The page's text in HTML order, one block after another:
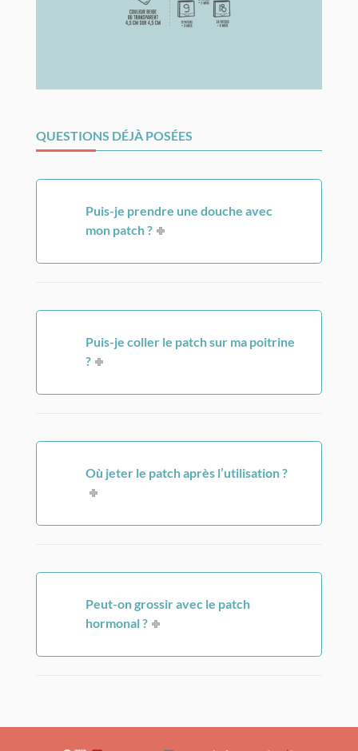
QUESTIONS DÉJÀ POSÉES
Puis-je prendre une douche avec
mon patch ?
Puis-je coller le patch sur ma poitrine
?
Où jeter le patch après l’utilisation ?
Peut-on grossir avec le patch
hormonal ?